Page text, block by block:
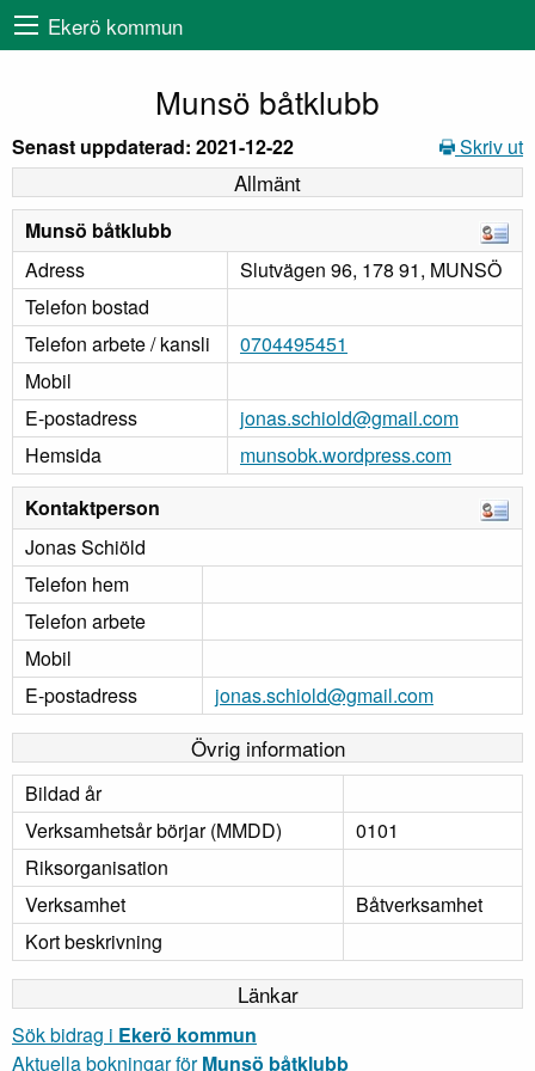
Ekerö kommun
Munsö båtklubb
Senast uppdaterad: 2021-12-22 Skriv ut
Allmänt
Munsö båtklubb
Adress
Slutvägen 96, 178 91, MUNSÖ
Telefon bostad
Telefon arbete / kansli
0704495451
Mobil
E-postadress
jonas.schiold@gmail.com
Hemsida
munsobk.wordpress.com
Kontaktperson
Jonas Schiöld
Telefon hem
Telefon arbete
Mobil
E-postadress
jonas.schiold@gmail.com
Övrig information
Bildad år
Verksamhetsår börjar (MMDD)
0101
Riksorganisation
Verksamhet
Båtverksamhet
Kort beskrivning
Länkar
Sök bidrag i Ekerö kommun
Aktuella bokningar förMunsö båtklubb